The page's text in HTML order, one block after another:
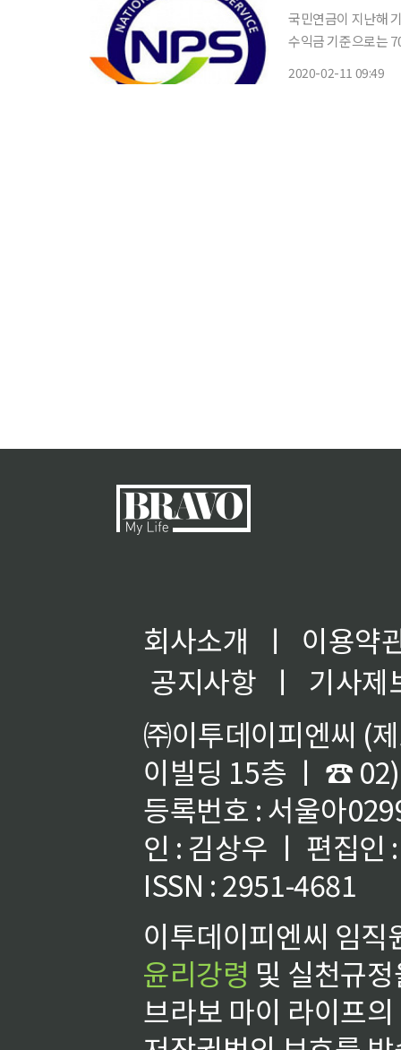
국민연금이 지난해
수익금 기준으로는 70조 원가량을 벌어
2020-02-11 09:49
회사소개 ㅣ
이용약
공지사항
ㅣ
기사제
㈜이투데이피엔씨 (
이빌딩 15층 ㅣ ☎
등록번호 : 서울아
인 : 김상우 ㅣ 편집인
ISSN : 2951-4681
이투데이피엔씨 임
윤리강령 및 실천규
브라보 마이 라이프